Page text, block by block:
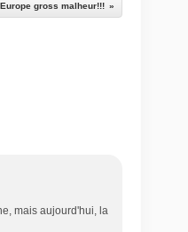
gross malheur!!!
mais aujourd'hui, la